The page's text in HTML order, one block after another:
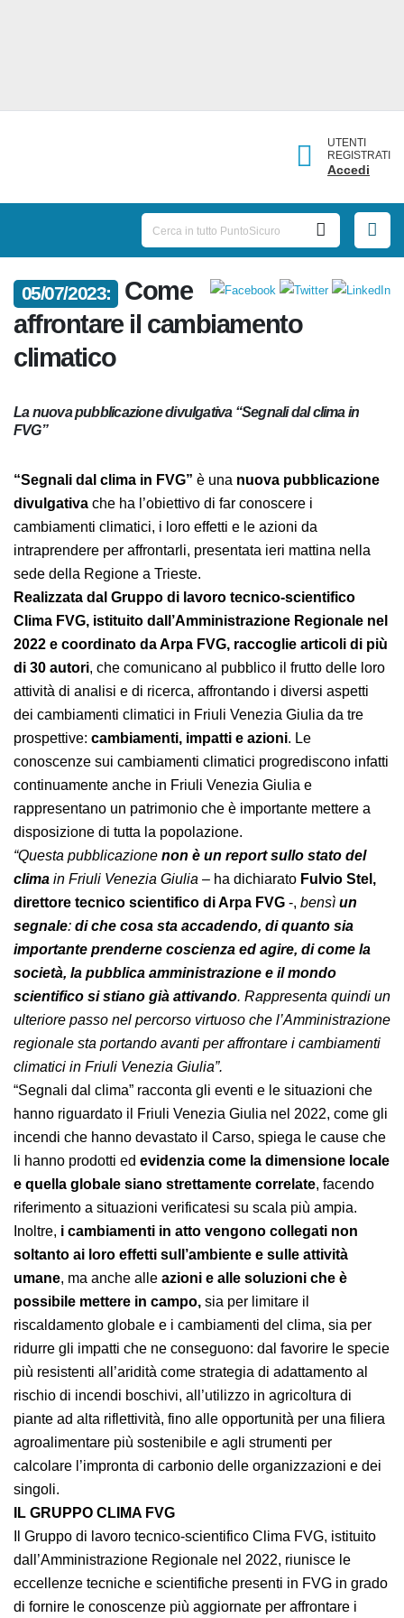
UTENTI
REGISTRATI
Accedi
05/07/2023:
Come
affrontare il cambiamento
climatico
La nuova pubblicazione divulgativa “Segnali dal clima in
FVG”
“Segnali dal clima in FVG”è unanuova
pubblicazione divulgativache ha l’obiettivo di far
conoscere i cambiamenti climatici, i loro effetti e le
azioni da intraprendere per affrontarli, presentata ieri
mattina nella sede della Regione a Trieste.
Realizzata dal Gruppo di lavoro tecnico-scientifico
Clima FVG, istituito dall’Amministrazione Regionale
nel 2022 e coordinato da Arpa FVG, raccoglie articoli
di più di 30 autori, che comunicano al pubblico il
frutto delle loro attività di analisi e di ricerca,
affrontando i diversi aspetti dei cambiamenti climatici
in Friuli Venezia Giulia da tre
prospettive:cambiamenti, impatti e azioni. Le
conoscenze sui cambiamenti climatici progrediscono
infatti continuamente anche in Friuli Venezia Giulia e
rappresentano un patrimonio che è importante
mettere a disposizione di tutta la popolazione.
“Questa pubblicazionenon è un report sullo stato del
climain Friuli Venezia Giulia– ha dichiaratoFulvio
Stel, direttore tecnico scientifico di Arpa
FVG-,bensìun segnale:di che cosa sta accadendo, di
quanto sia importante prenderne coscienza ed
agire, di come la società, la pubblica
amministrazione e il mondo scientifico si stiano già
attivando. Rappresenta quindi un ulteriore passo nel
percorso virtuoso che l’Amministrazione regionale sta
portando avanti per affrontare i cambiamenti climatici
in Friuli Venezia Giulia”.
“Segnali dal clima” racconta gli eventi e le situazioni che
hanno riguardato il Friuli Venezia Giulia nel 2022, come
gli incendi che hanno devastato il Carso, spiega le
cause che li hanno prodotti edevidenzia come la
dimensione locale e quella globale siano
strettamente correlate, facendo riferimento a
situazioni verificatesi su scala più ampia.
Inoltre,i cambiamenti in atto vengono collegati non
soltanto ai loro effetti sull’ambiente e sulle attività
umane, ma anche alleazioni e alle soluzioni che è
possibile mettere in campo,sia per limitare il
riscaldamento globale e i cambiamenti del clima, sia
per ridurre gli impatti che ne conseguono: dal favorire
le specie più resistenti all’aridità come strategia di
adattamento al rischio di incendi boschivi, all’utilizzo in
agricoltura di piante ad alta riflettività, fino alle
opportunità per una filiera agroalimentare più
sostenibile e agli strumenti per calcolare l’impronta di
carbonio delle organizzazioni e dei singoli.
IL GRUPPO CLIMA FVG
Il Gruppo di lavoro tecnico-scientifico Clima FVG,